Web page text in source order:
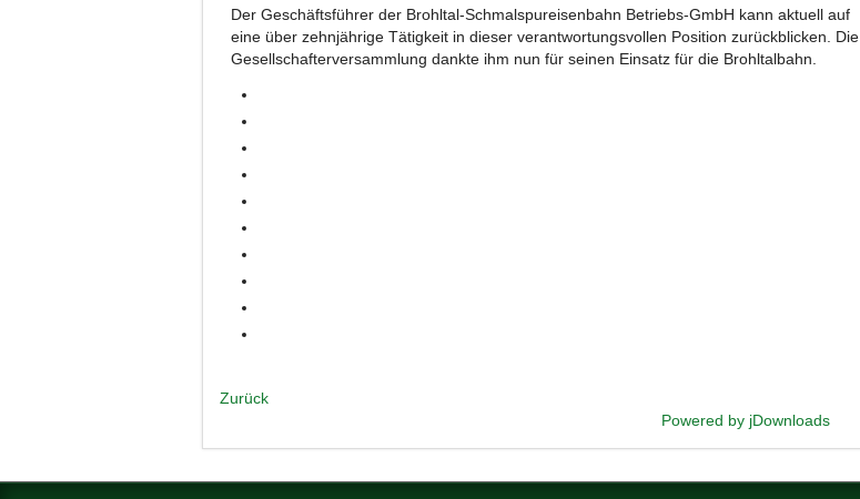
Der Geschäftsführer der Brohltal-Schmalspureisenbahn Betriebs-GmbH kann aktuell auf
eine über zehnjährige Tätigkeit in dieser verantwortungsvollen Position zurückblicken. Die
Gesellschafterversammlung dankte ihm nun für seinen Einsatz für die Brohltalbahn.
Zurück
Powered by jDownloads